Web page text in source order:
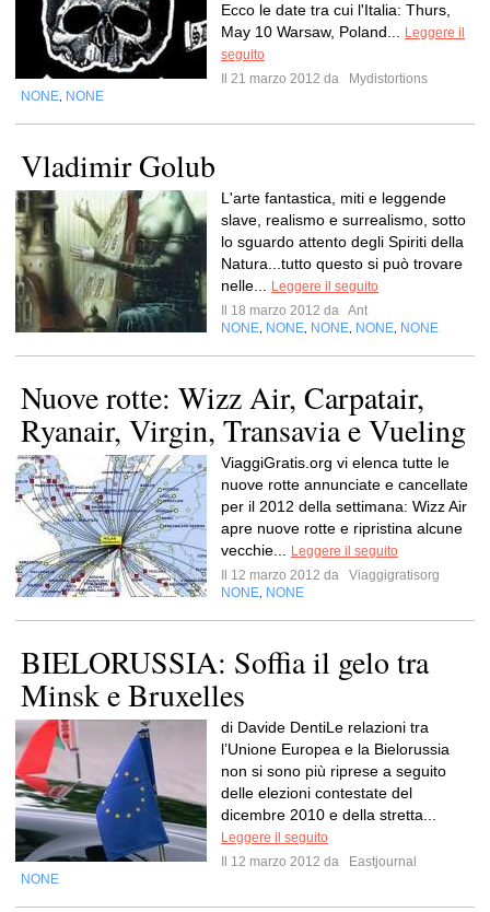
Ecco le date tra cui l'Italia: Thurs,
May 10 Warsaw, Poland...
Leggere il
seguito
Il 21 marzo 2012 da
Mydistortions
NONE NONE
Vladimir Golub
L'arte fantastica, miti e leggende
slave, realismo e surrealismo, sotto
lo sguardo attento degli Spiriti della
Natura...tutto questo si può trovare
nelle...
Leggere il seguito
Il 18 marzo 2012 da Ant
NONE NONE NONE NONE NONE
Nuove rotte: Wizz Air, Carpatair,
Ryanair, Virgin, Transavia e Vueling
ViaggiGratis.org vi elenca tutte le
nuove rotte annunciate e cancellate
per il 2012 della settimana: Wizz Air
apre nuove rotte e ripristina alcune
vecchie...
Leggere il seguito
Il 12 marzo 2012 da
Viaggigratisorg
NONE NONE
BIELORUSSIA: Soffia il gelo tra
Minsk e Bruxelles
di Davide DentiLe relazioni tra
l’Unione Europea e la Bielorussia
non si sono più riprese a seguito
delle elezioni contestate del
dicembre 2010 e della stretta...
Leggere il seguito
Il 12 marzo 2012 da
Eastjournal
NONE